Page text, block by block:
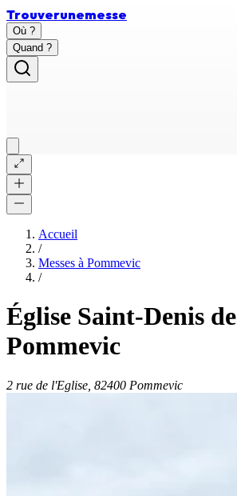
Trouverunemesse
Où ?
Quand ?
Accueil
/
Messes à Pommevic
/
Église Saint-Denis de
Pommevic
2 rue de l'Eglise, 82400 Pommevic